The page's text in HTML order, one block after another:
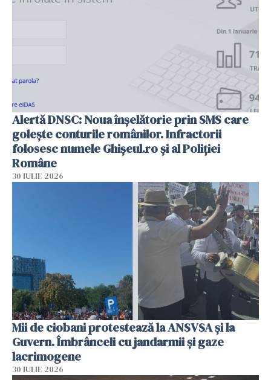
Alertă DNSC: Noua înșelătorie prin SMS care
golește conturile românilor. Infractorii
folosesc numele Ghișeul.ro și al Poliției
Române
30 IULIE 2026
Mii de ciobani protestează la ANSVSA și la
Guvern. Îmbrânceli cu jandarmii și gaze
lacrimogene
30 IULIE 2026